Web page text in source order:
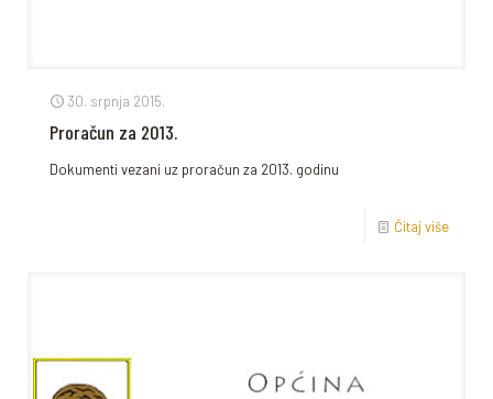
30. srpnja 2015.
Proračun za 2013.
Dokumenti vezani uz proračun za 2013. godinu
Čitaj više